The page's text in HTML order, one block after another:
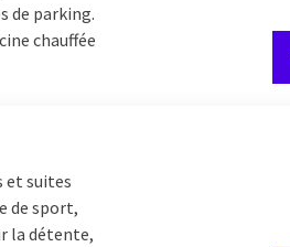
de parking.
chauffée
et suites
de sport,
la détente,